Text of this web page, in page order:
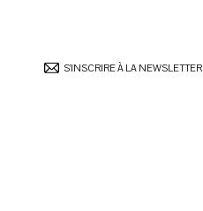
S’INSCRIRE À LA NEWSLETTER